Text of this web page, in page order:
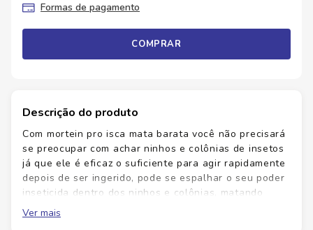
Formas de pagamento
COMPRAR
Descrição do produto
Com mortein pro isca mata barata você não precisará
se preocupar com achar ninhos e colônias de insetos
já que ele é eficaz o suficiente para agir rapidamente
depois de ser ingerido, pode se espalhar o seu poder
inseticida dentro dos ninhos e colônias, matando
todos de uma só vez. Sua principal arma para matar
baratas onde você vê e até onde você não vê você
Ver mais